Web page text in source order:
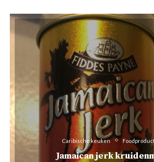
Caribische keuken
Jamaican jerk